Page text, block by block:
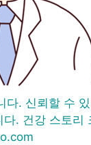
다. 신뢰할 수
. 건강 스토리